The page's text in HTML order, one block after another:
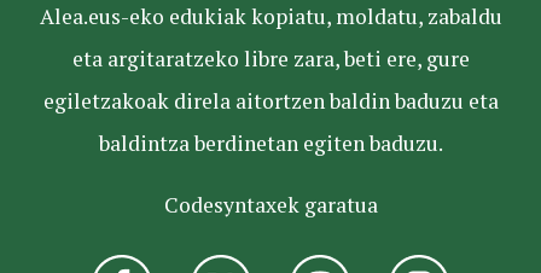
Alea.eus-eko edukiak kopiatu, moldatu, zabaldu
eta argitaratzeko libre zara, beti ere, gure
egiletzakoak direla aitortzen baldin baduzu eta
baldintza berdinetan egiten baduzu.
Codesyntaxek garatua